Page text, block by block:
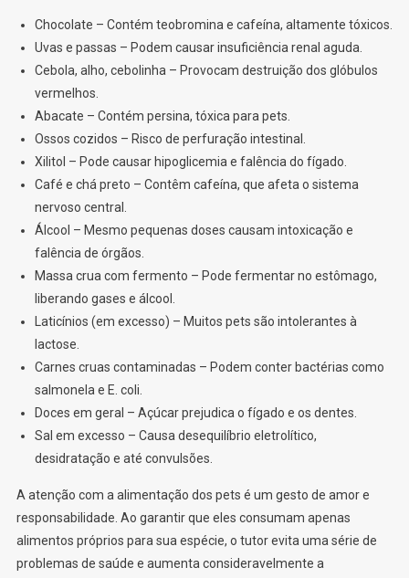
Chocolate – Contém teobromina e cafeína, altamente tóxicos.
Uvas e passas – Podem causar insuficiência renal aguda.
Cebola, alho, cebolinha – Provocam destruição dos glóbulos
vermelhos.
Abacate – Contém persina, tóxica para pets.
Ossos cozidos – Risco de perfuração intestinal.
Xilitol – Pode causar hipoglicemia e falência do fígado.
Café e chá preto – Contêm cafeína, que afeta o sistema
nervoso central.
Álcool – Mesmo pequenas doses causam intoxicação e
falência de órgãos.
Massa crua com fermento – Pode fermentar no estômago,
liberando gases e álcool.
Laticínios (em excesso) – Muitos pets são intolerantes à
lactose.
Carnes cruas contaminadas – Podem conter bactérias como
salmonela e E. coli.
Doces em geral – Açúcar prejudica o fígado e os dentes.
Sal em excesso – Causa desequilíbrio eletrolítico,
desidratação e até convulsões.
A atenção com a alimentação dos pets é um gesto de amor e
responsabilidade. Ao garantir que eles consumam apenas
alimentos próprios para sua espécie, o tutor evita uma série de
problemas de saúde e aumenta consideravelmente a